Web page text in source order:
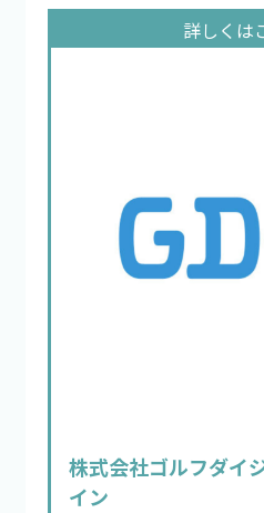
株式会社ゴルフダイ
イン